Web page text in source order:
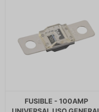
FUSIBLE - 100AMP